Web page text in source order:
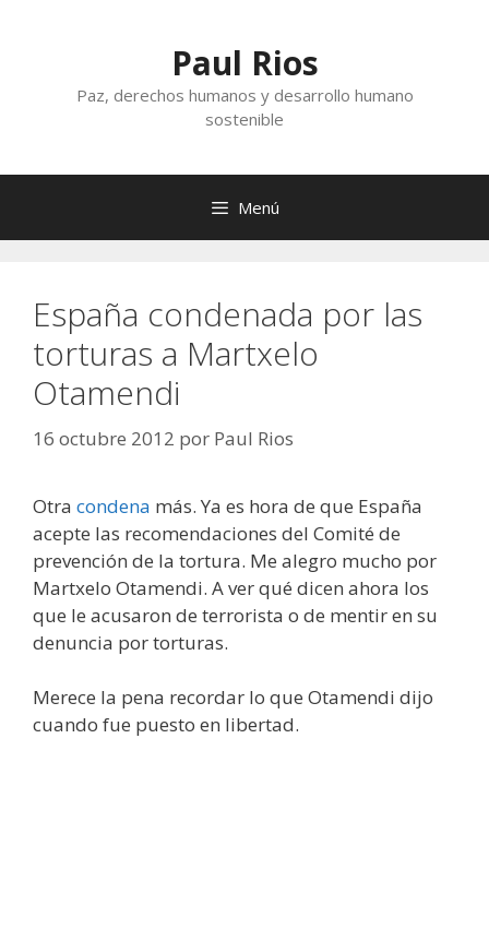
Paul Rios
Paz, derechos humanos y desarrollo humano
sostenible
Menú
España condenada por las
torturas a Martxelo
Otamendi
16 octubre 2012 por Paul Rios
Otra condena más. Ya es hora de que España
acepte las recomendaciones del Comité de
prevención de la tortura. Me alegro mucho por
Martxelo Otamendi. A ver qué dicen ahora los
que le acusaron de terrorista o de mentir en su
denuncia por torturas.
Merece la pena recordar lo que Otamendi dijo
cuando fue puesto en libertad.